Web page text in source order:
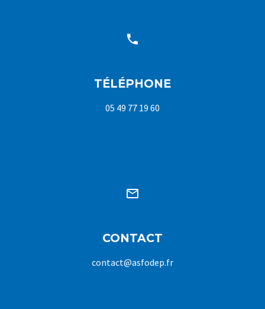


TÉLÉPHONE
05 49 77 19 60


CONTACT
contact@asfodep.fr